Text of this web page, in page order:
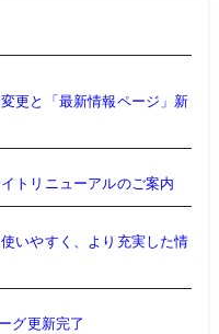
更と「最新情報ページ」新
トリニューアルのご案内
いやすく、より充実した情
グ更新完了